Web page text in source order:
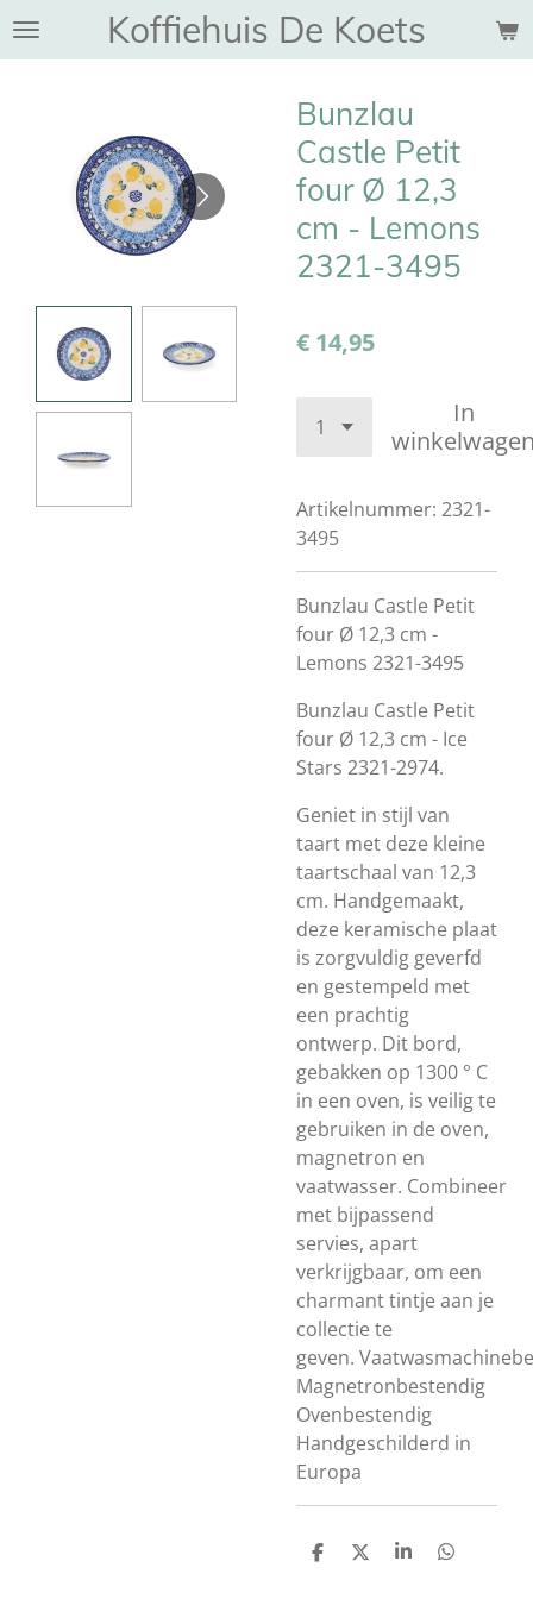
Ga
hoofdinhoud
Koffiehuis De Koets
Bunzlau
Castle Petit
four Ø 12,3
cm - Lemons
2321-3495
€ 14,95
In
Artikelnummer: 2321-
3495
Bunzlau Castle Petit
four Ø 12,3 cm -
Lemons 2321-3495
Bunzlau Castle Petit
four Ø 12,3 cm - Ice
Stars 2321-2974.
Geniet in stijl van
taart met deze kleine
taartschaal van 12,3
cm. Handgemaakt,
deze keramische plaat
is zorgvuldig geverfd
en gestempeld met
een prachtig
ontwerp. Dit bord,
gebakken op 1300 ° C
in een oven, is veilig te
gebruiken in de oven,
magnetron en
vaatwasser. Combineer
met bijpassend
servies, apart
verkrijgbaar, om een
charmant tintje aan je
collectie te
geven.
Magnetronbestendig
Ovenbestendig
Handgeschilderd in
Europa
D
D
S
D